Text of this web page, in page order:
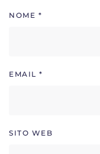
NOME *
EMAIL *
SITO WEB